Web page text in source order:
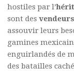
hostiles par l’
sont des
assouvir leurs
gamines
enguirlandés de
des batailles